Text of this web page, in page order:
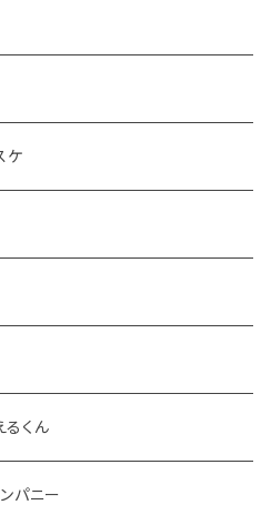
ケ
るくん
パニー